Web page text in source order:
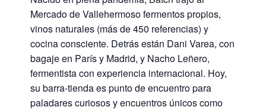
Mercado de Vallehermoso fermentos propios,
vinos naturales (más de 450 referencias) y
cocina consciente. Detrás están Dani Varea, con
bagaje en París y Madrid, y Nacho Leñero,
fermentista con experiencia internacional. Hoy,
su barra-tienda es punto de encuentro para
paladares curiosos y encuentros únicos como